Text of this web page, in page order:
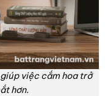
việc cắm hoa trở
hơn.